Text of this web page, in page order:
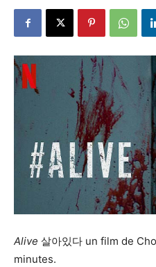
Alive 살아있다 un film de
minutes.